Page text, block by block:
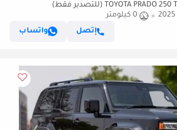
2025
0 كيلومتر
إتصل
واتساب